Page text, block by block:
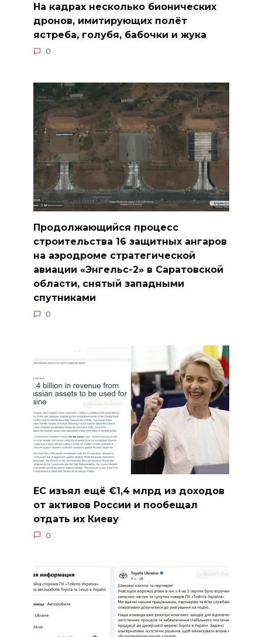
На кадрах несколько бионических
дронов, имитирующих полёт
ястреба, голубя, бабочки и жука
0
Продолжающийся процесс
строительства 16 защитных ангаров
на аэродроме стратегической
авиации «Энгельс-2» в Саратовской
области, снятый западными
спутниками
0
ЕС изъял ещё €1,4 млрд из доходов
от активов России и пообещал
отдать их Киеву
0